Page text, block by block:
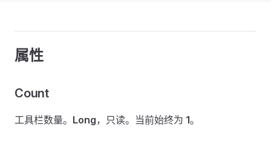
属性
Count
工具栏数量。 Long，只读。当前始终为 1。